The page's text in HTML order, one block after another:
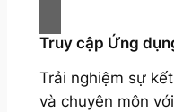
Truy cập Ứng
Trải nghiệm sự
và chuyên môn